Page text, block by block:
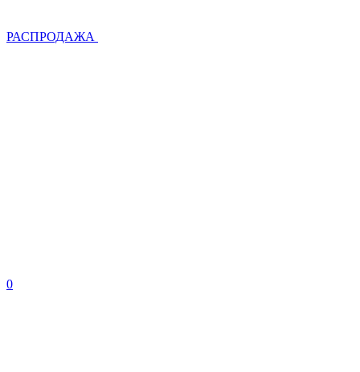
РАСПРОДАЖА
0